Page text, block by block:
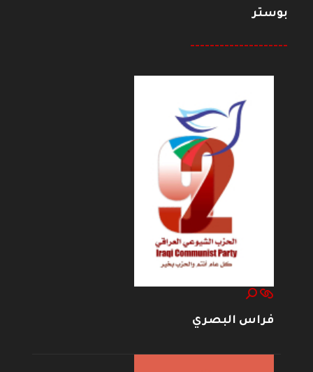
بوستر
--------------------
فراس البصري